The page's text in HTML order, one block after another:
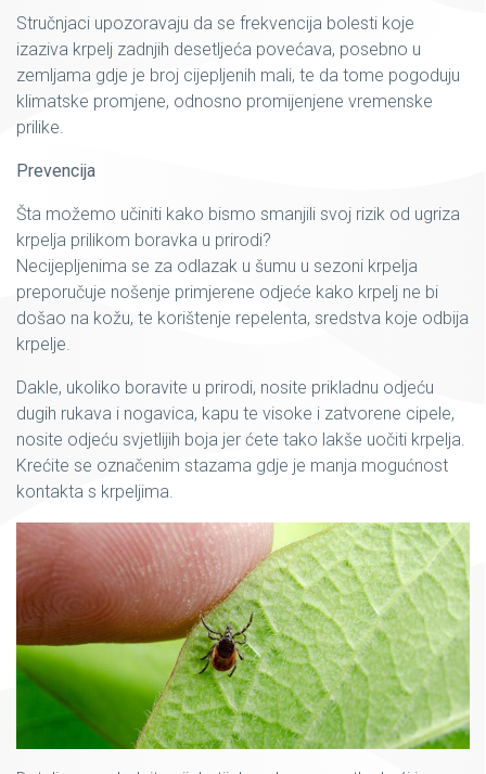
Stručnjaci upozoravaju da se frekvencija bolesti koje
izaziva krpelj zadnjih desetljeća povećava, posebno u
zemljama gdje je broj cijepljenih mali, te da tome pogoduju
klimatske promjene, odnosno promijenjene vremenske
prilike.
Prevencija
Šta možemo učiniti kako bismo smanjili svoj rizik od ugriza
krpelja prilikom boravka u prirodi?
Necijepljenima se za odlazak u šumu u sezoni krpelja
preporučuje nošenje primjerene odjeće kako krpelj ne bi
došao na kožu, te korištenje repelenta, sredstva koje odbija
krpelje.
Dakle, ukoliko boravite u prirodi, nosite prikladnu odjeću
dugih rukava i nogavica, kapu te visoke i zatvorene cipele,
nosite odjeću svjetlijih boja jer ćete tako lakše uočiti krpelja.
Krećite se označenim stazama gdje je manja mogućnost
kontakta s krpeljima.